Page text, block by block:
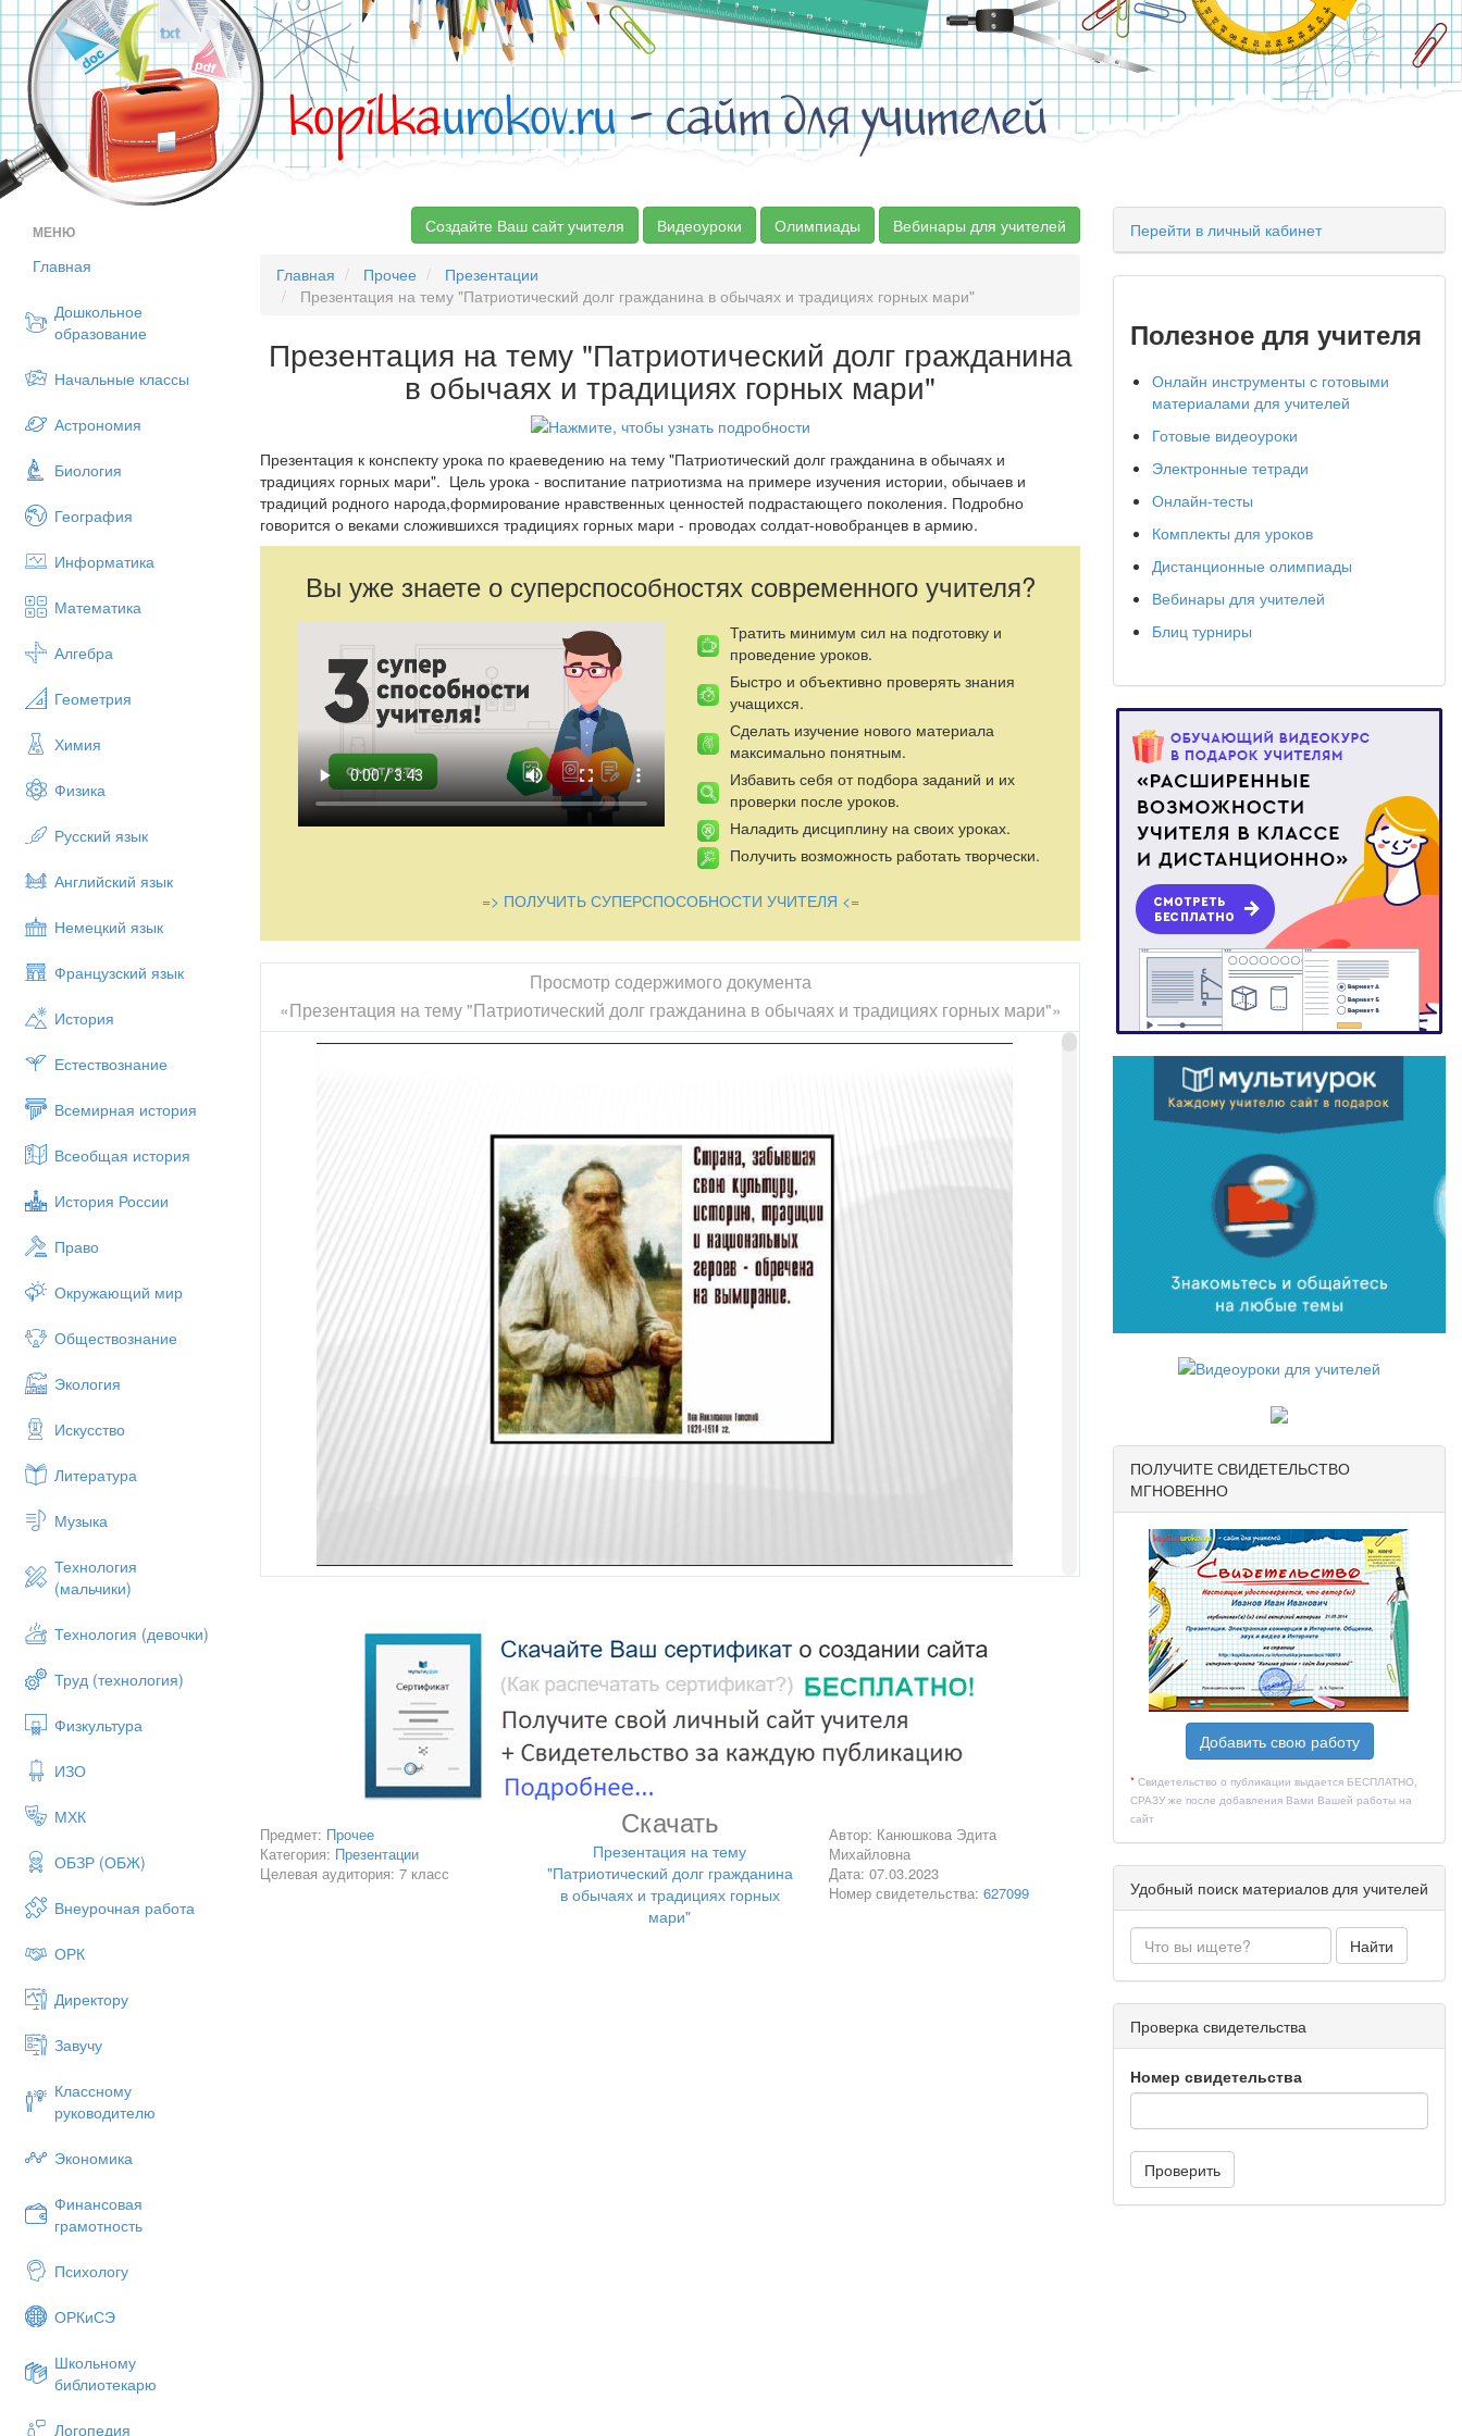
kopilkaurokov.ru- сайт для учителей
МЕНЮ
Главная
Дошкольное
образование
Начальные классы
Астрономия
Биология
География
Информатика
Математика
Алгебра
Геометрия
Химия
Физика
Русский язык
Английский язык
Немецкий язык
Французский язык
История
Естествознание
Всемирная история
Всеобщая история
История России
Право
Окружающий мир
Обществознание
Экология
Искусство
Литература
Музыка
Технология
(мальчики)
Технология (девочки)
Труд (технология)
Физкультура
ИЗО
МХК
ОБЗР (ОБЖ)
Внеурочная работа
ОРК
Директору
Завучу
Классному
руководителю
Экономика
Финансовая
грамотность
Психологу
ОРКиСЭ
Школьному
библиотекарю
Логопедия
Создайте Ваш сайт учителя Видеоуроки Олимпиады Вебинары для учителей
Главная Прочее
Презентации
Презентация на тему "Патриотический долг гражданина в обычаях и традициях горных мари"
Презентация на тему "Патриотический долг гражданина
в обычаях и традициях горных мари"
Презентация к конспекту урока по краеведению на тему "Патриотический долг гражданина в обычаях и
традициях горных мари". Цель урока - воспитание патриотизма на примере изучения истории, обычаев и
традиций родного народа,формирование нравственных ценностей подрастающего поколения. Подробно
говорится о веками сложившихся традициях горных мари - проводах солдат-новобранцев в армию.
Вы уже знаете о суперспособностях современного учителя?
Тратить минимум сил на подготовку и
проведение уроков.
Быстро и объективно проверять знания
учащихся.
Сделать изучение нового материала
максимально понятным.
Избавить себя от подбора заданий и их
проверки после уроков.
Наладить дисциплину на своих уроках.
Получить возможность работать творчески.
=> ПОЛУЧИТЬ СУПЕРСПОСОБНОСТИ УЧИТЕЛЯ <=
Просмотр содержимого документа
«Презентация на тему "Патриотический долг гражданина в обычаях и традициях горных мари"»
Предмет: Прочее
Категория: Презентации
Целевая аудитория: 7 класс
Скачать
Презентация на тему
"Патриотический долг гражданина
в обычаях и традициях горных
мари"
Автор: Канюшкова Эдита
Михайловна
Дата: 07.03.2023
Номер свидетельства: 627099
Перейти в личный кабинет
Полезное для учителя
Онлайн инструменты с готовыми
материалами для учителей
Готовые видеоуроки
Электронные тетради
Онлайн-тесты
Комплекты для уроков
Дистанционные олимпиады
Вебинары для учителей
Блиц турниры
ПОЛУЧИТЕ СВИДЕТЕЛЬСТВО
МГНОВЕННО
Добавить свою работу
* Свидетельство о публикации выдается БЕСПЛАТНО,
СРАЗУ же после добавления Вами Вашей работы на
сайт
Удобный поиск материалов для учителей
Найти
Проверка свидетельства
Номер свидетельства
Проверить